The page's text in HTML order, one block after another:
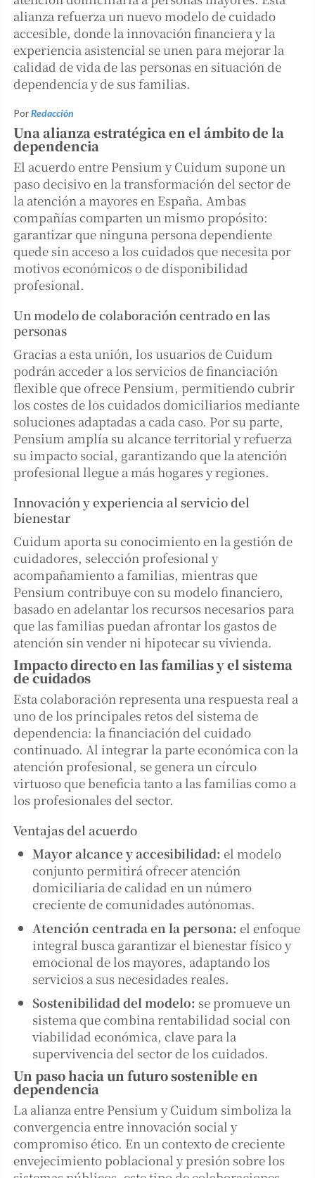
alianza refuerza un nuevo modelo de cuidado
accesible, donde la innovación financiera y la
experiencia asistencial se unen para mejorar la
calidad de vida de las personas en situación de
dependencia y de sus familias.
PorRedacción
Una alianza estratégica en el ámbito de la
dependencia
El acuerdo entre Pensium y Cuidum supone un
paso decisivo en la transformación del sector de
la atención a mayores en España. Ambas
compañías comparten un mismo propósito:
garantizar que ninguna persona dependiente
quede sin acceso a los cuidados que necesita por
motivos económicos o de disponibilidad
profesional.
Un modelo de colaboración centrado en las
personas
Gracias a esta unión, los usuarios de Cuidum
podrán acceder a los servicios de financiación
flexible que ofrece Pensium, permitiendo cubrir
los costes de los cuidados domiciliarios mediante
soluciones adaptadas a cada caso. Por su parte,
Pensium amplía su alcance territorial y refuerza
su impacto social, garantizando que la atención
profesional llegue a más hogares y regiones.
Innovación y experiencia al servicio del
bienestar
Cuidum aporta su conocimiento en la gestión de
cuidadores, selección profesional y
acompañamiento a familias, mientras que
Pensium contribuye con su modelo financiero,
basado en adelantar los recursos necesarios para
que las familias puedan afrontar los gastos de
atención sin vender ni hipotecar su vivienda.
Impacto directo en las familias y el sistema
de cuidados
Esta colaboración representa una respuesta real a
uno de los principales retos del sistema de
dependencia: la financiación del cuidado
continuado. Al integrar la parte económica con la
atención profesional, se genera un círculo
virtuoso que beneficia tanto a las familias como a
los profesionales del sector.
Ventajas del acuerdo
Mayor alcance y accesibilidad: el modelo
conjunto permitirá ofrecer atención
domiciliaria de calidad en un número
creciente de comunidades autónomas.
Atención centrada en la persona: el enfoque
integral busca garantizar el bienestar físico y
emocional de los mayores, adaptando los
servicios a sus necesidades reales.
Sostenibilidad del modelo: se promueve un
sistema que combina rentabilidad social con
viabilidad económica, clave para la
supervivencia del sector de los cuidados.
Un paso hacia un futuro sostenible en
dependencia
La alianza entre Pensium y Cuidum simboliza la
convergencia entre innovación social y
compromiso ético. En un contexto de creciente
envejecimiento poblacional y presión sobre los